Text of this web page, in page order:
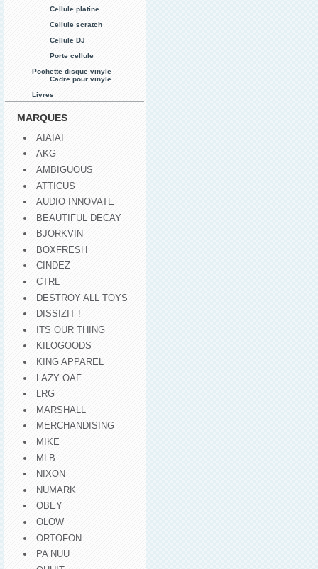
Cellule platine
Cellule scratch
Cellule DJ
Porte cellule
Pochette disque vinyle
Cadre pour vinyle
Livres
MARQUES
AIAIAI
AKG
AMBIGUOUS
ATTICUS
AUDIO INNOVATE
BEAUTIFUL DECAY
BJORKVIN
BOXFRESH
CINDEZ
CTRL
DESTROY ALL TOYS
DISSIZIT !
ITS OUR THING
KILOGOODS
KING APPAREL
LAZY OAF
LRG
MARSHALL
MERCHANDISING
MIKE
MLB
NIXON
NUMARK
OBEY
OLOW
ORTOFON
PA NUU